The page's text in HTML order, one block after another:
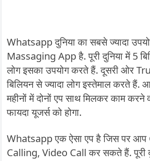
Whatsapp दुनिया का सबसे ज्यादा
Massaging App है. पूरी दुनिया में 5
लोग इसका उपयोग करते हैं. दूसरी ओर
बिलियन से ज्यादा लोग इस्तेमाल करते हैं.
महीनों में दोनों एप साथ मिलकर काम करने
फायदा यूजर्स को होगा.
Whatsapp एक ऐसा एप है जिस पर
Calling, Video Call कर सकते हैं. पूरी